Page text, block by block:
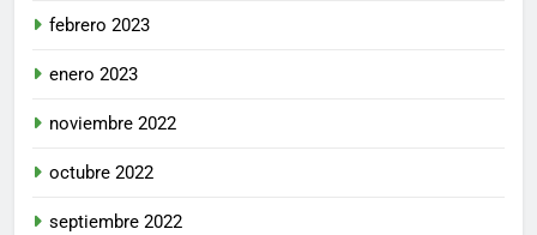
febrero 2023
enero 2023
noviembre 2022
octubre 2022
septiembre 2022